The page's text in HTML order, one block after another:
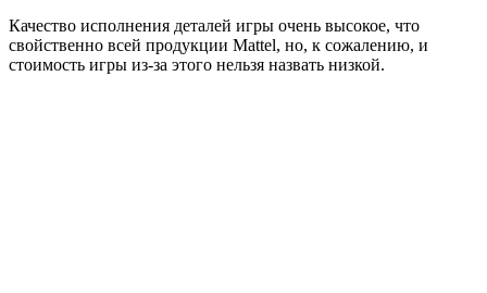
Качество исполнения деталей игры очень высокое, что
свойственно всей продукции Mattel, но, к сожалению, и
стоимость игры из-за этого нельзя назвать низкой.